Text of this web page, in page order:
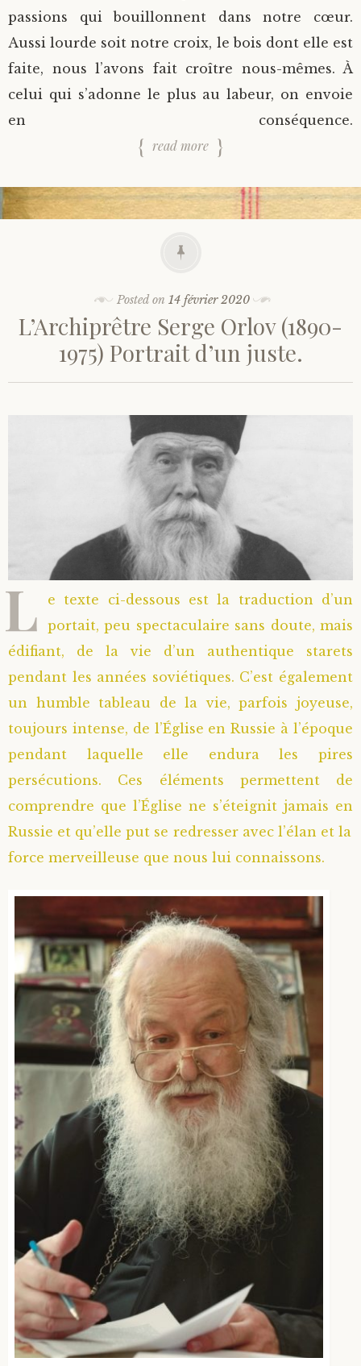
passions qui bouillonnent dans notre cœur.
Aussi lourde soit notre croix, le bois dont elle est
faite, nous l’avons fait croître nous-mêmes. À
celui qui s’adonne le plus au labeur, on envoie
en conséquence.
read more
Posted on 14 février 2020
L’Archiprêtre Serge Orlov (1890-
1975) Portrait d’un juste.
L
e texte ci-dessous est la traduction d’un
portait, peu spectaculaire sans doute, mais
édifiant, de la vie d’un authentique starets
pendant les années soviétiques. C’est également
un humble tableau de la vie, parfois joyeuse,
toujours intense, de l’Église en Russie à l’époque
pendant laquelle elle endura les pires
persécutions. Ces éléments permettent de
comprendre que l’Église ne s’éteignit jamais en
Russie et qu’elle put se redresser avec l’élan et la
force merveilleuse que nous lui connaissons.